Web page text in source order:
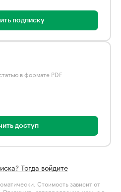
подписку
в формате PDF
доступ
Тогда войдите
Стоимость зависит от